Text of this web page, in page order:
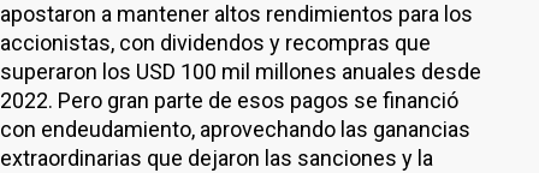
apostaron a mantener altos rendimientos para los
accionistas, con dividendos y recompras que
superaron los USD 100 mil millones anuales desde
2022. Pero gran parte de esos pagos se financió
con endeudamiento, aprovechando las ganancias
extraordinarias que dejaron las sanciones y la